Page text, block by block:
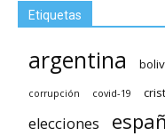
Etiquetas
argentina
corrupción covid-19
elecciones